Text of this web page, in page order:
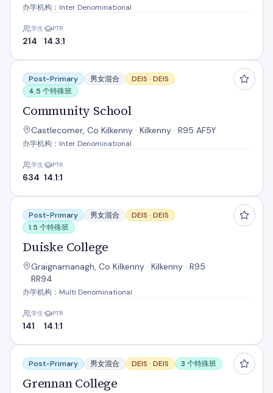
办学机构：Inter Denominational
学生
214
PTR
14.3:1
Community School
Post-Primary 男女混合 DEIS · DEIS
4.5 个特殊班
Community School
Castlecomer, Co Kilkenny · Kilkenny · R95 AF5Y
办学机构：Inter Denominational
学生
634
PTR
14.1:1
Duiske College
Post-Primary 男女混合 DEIS · DEIS
1.5 个特殊班
Duiske College
Graignamanagh, Co Kilkenny · Kilkenny · R95
RR94
办学机构：Multi Denominational
学生
141
PTR
14.1:1
Grennan College
Post-Primary 男女混合 DEIS · DEIS 3 个特殊班
Grennan College